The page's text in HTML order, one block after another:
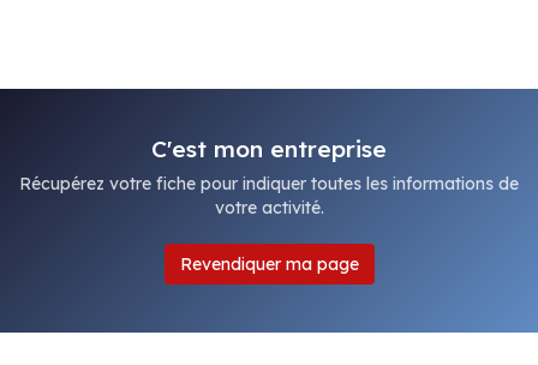
C'est mon entreprise
Récupérez votre fiche pour indiquer toutes les informations de
votre activité.
Revendiquer ma page